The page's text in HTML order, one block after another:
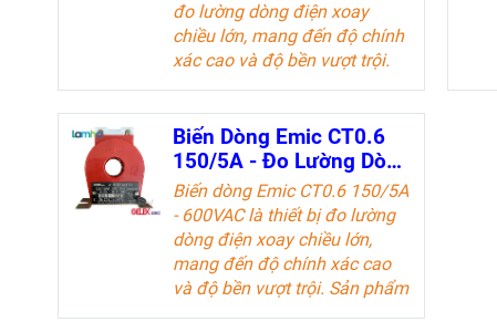
đo lường dòng điện xoay
chiều lớn, mang đến độ chính
xác cao và độ bền vượt trội.
Sản phẩm lý tưởng cho các kỹ
sư điện và doanh nghiệp trong
ngành công nghiệp điện.
Tài liệu kỹ thuật
Biến Dòng Emic CT0.6
150/5A - Đo Lường Dòng
Điện Chính Xác
Biến dòng Emic CT0.6 150/5A
- 600VAC là thiết bị đo lường
dòng điện xoay chiều lớn,
mang đến độ chính xác cao
và độ bền vượt trội. Sản phẩm
lý tưởng cho các kỹ sư điện và